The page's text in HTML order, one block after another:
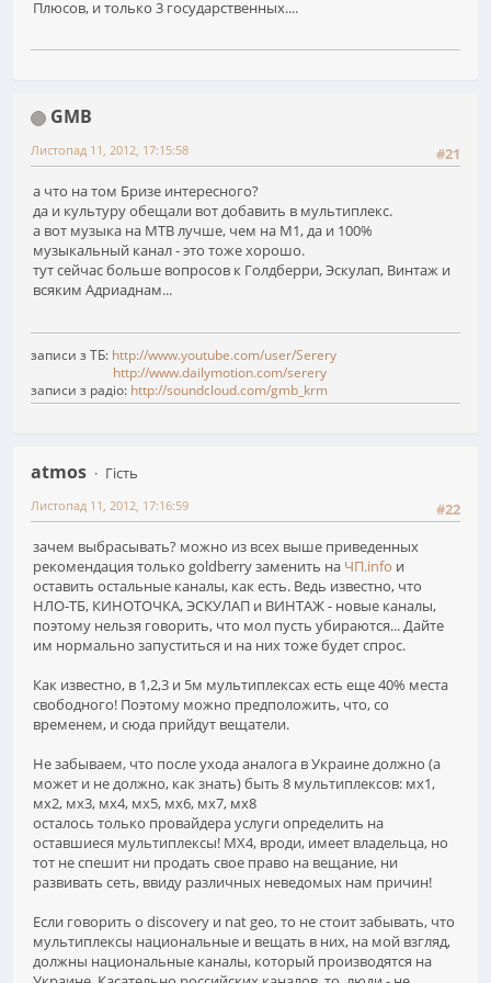
Плюсов, и только 3 государственных....
GMB
#21
Листопад 11, 2012, 17:15:58
а что на том Бризе интересного?
да и культуру обещали вот добавить в мультиплекс.
а вот музыка на МТВ лучше, чем на М1, да и 100%
музыкальный канал - это тоже хорошо.
тут сейчас больше вопросов к Голдберри, Эскулап, Винтаж и
всяким Адриаднам...
записи з ТБ: http://www.youtube.com/user/Serery
http://www.dailymotion.com/serery
записи з радіо: http://soundcloud.com/gmb_krm
atmos
Гість
#22
Листопад 11, 2012, 17:16:59
зачем выбрасывать? можно из всех выше приведенных
рекомендация только goldberry заменить на ЧП.info и
оставить остальные каналы, как есть. Ведь известно, что
НЛО-ТБ, КИНОТОЧКА, ЭСКУЛАП и ВИНТАЖ - новые каналы,
поэтому нельзя говорить, что мол пусть убираются... Дайте
им нормально запуститься и на них тоже будет спрос.
Как известно, в 1,2,3 и 5м мультиплексах есть еще 40% места
свободного! Поэтому можно предположить, что, со
временем, и сюда прийдут вещатели.
Не забываем, что после ухода аналога в Украине должно (а
может и не должно, как знать) быть 8 мультиплексов: мх1,
мх2, мх3, мх4, мх5, мх6, мх7, мх8
осталось только провайдера услуги определить на
оставшиеся мультиплексы! МХ4, вроди, имеет владельца, но
тот не спешит ни продать свое право на вещание, ни
развивать сеть, ввиду различных неведомых нам причин!
Если говорить о discovery и nat geo, то не стоит забывать, что
мультиплексы национальные и вещать в них, на мой взгляд,
должны национальные каналы, который производятся на